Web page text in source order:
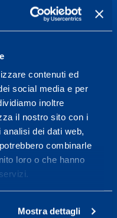
contenuti ed
social media e per
inoltre
il nostro sito con i
dei dati web,
combinarle
loro o che hanno
Mostra dettagli
Fagnano 38,
17.30.
l'alta